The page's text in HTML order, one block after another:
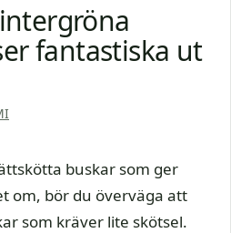
fantastiska ut
buskar som ger
om, bör du överväga att
som kräver lite skötsel.